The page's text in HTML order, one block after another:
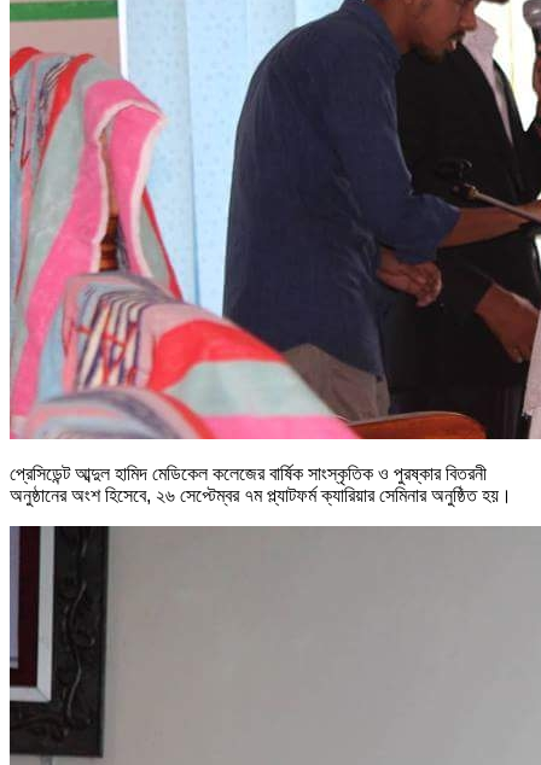
প্রেসিডেন্ট আব্দুল হামিদ মেডিকেল কলেজের বার্ষিক সাংস্কৃতিক ও পুরষ্কার বিতরনী
অনুষ্ঠানের অংশ হিসেবে, ২৬ সেপ্টেম্বর ৭ম প্ল্যাটফর্ম ক্যারিয়ার সেমিনার অনুষ্ঠিত হয়।